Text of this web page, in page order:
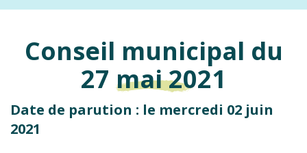
Conseil municipal du
27 mai 2021
Date de parution : le mercredi 02 juin
2021